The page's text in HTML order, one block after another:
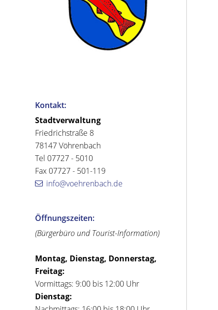
Kontakt:
Stadtverwaltung
Friedrichstraße 8
78147 Vöhrenbach
Tel 07727 - 5010
Fax 07727 - 501-119
info@voehrenbach.de
Öffnungszeiten:
(Bürgerbüro und Tourist-Information)
Montag, Dienstag, Donnerstag,
Freitag:
Vormittags: 9:00 bis 12:00 Uhr
Dienstag: